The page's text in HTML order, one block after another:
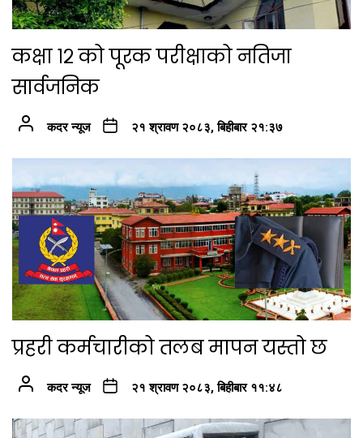
कक्षा १२ को पूरक परीक्षाको नतिजा
सार्वजनिक
कदर न्यूज २१ श्रावण २०८३, बिहीबार २१:३७
प्रहरी कर्मचारीको तलब मापन यस्तो छ
कदर न्यूज २१ श्रावण २०८३, बिहीबार ११:४८